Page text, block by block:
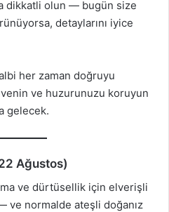
dikkatli olun — bugün size
detaylarını iyice
her zaman doğruyu
ve huzurunuzu koruyun
gelecek.
Ağustos)
ve dürtüsellik için elverişli
ve normalde ateşli doğanız